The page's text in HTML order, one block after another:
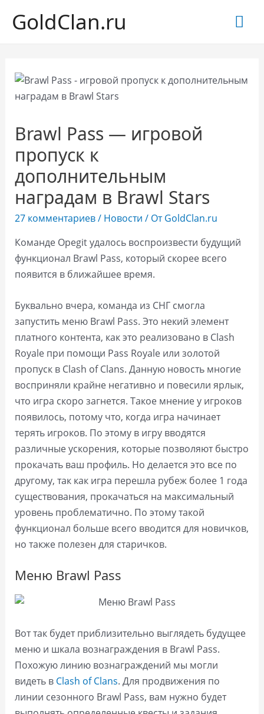
GoldClan.ru
Brawl Pass — игровой
пропуск к
дополнительным
наградам в Brawl Stars
27 комментариев/ Новости / От GoldClan.ru
Команде Opegit удалось воспроизвести будущий
функционал Brawl Pass, который скорее всего
появится в ближайшее время.
Буквально вчера, команда из СНГ смогла
запустить меню Brawl Pass. Это некий элемент
платного контента, как это реализовано в Clash
Royale при помощи Pass Royale или золотой
пропуск в Clash of Clans. Данную новость многие
восприняли крайне негативно и повесили ярлык,
что игра скоро загнется. Такое мнение у игроков
появилось, потому что, когда игра начинает
терять игроков. По этому в игру вводятся
различные ускорения, которые позволяют быстро
прокачать ваш профиль. Но делается это все по
другому, так как игра перешла рубеж более 1 года
существования, прокачаться на максимальный
уровень проблематично. По этому такой
функционал больше всего вводится для новичков,
но также полезен для старичков.
Меню Brawl Pass
Вот так будет приблизительно выглядеть будущее
меню и шкала вознаграждения в Brawl Pass.
Похожую линию вознаграждений мы могли
видеть в Clash of Clans. Для продвижения по
линии сезонного Brawl Pass, вам нужно будет